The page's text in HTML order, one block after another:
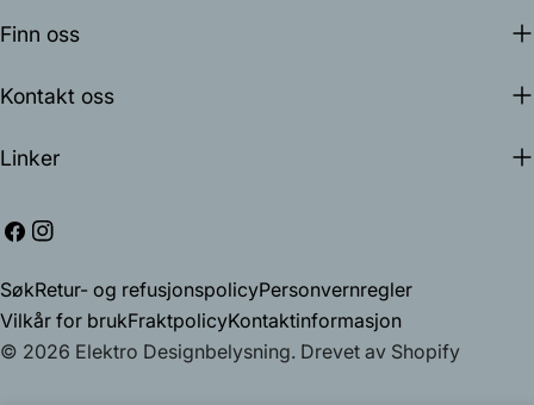
Finn oss
Kontakt oss
Linker
Facebook
Instagram
© 2026 Elektro Designbelysning. Drevet av Shopify
SøkRetur- og refusjonspolicyPersonvernregler
Vilkår for brukFraktpolicyKontaktinformasjon